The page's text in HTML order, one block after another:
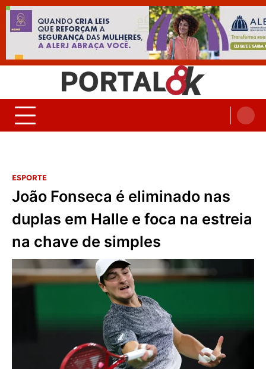
content
Portal 8K – Seu portal de
ESPORTE
João Fonseca é eliminado nas
duplas em Halle e foca na estreia
na chave de simples